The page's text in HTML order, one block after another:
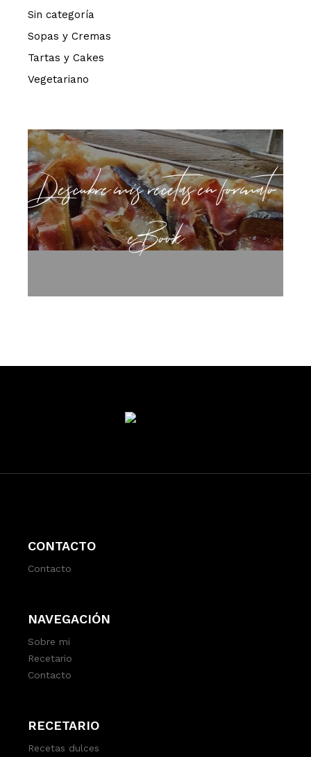
Sin categoría
Sopas y Cremas
Tartas y Cakes
Vegetariano
Descubre mis recetas en formato
eBook
CONTACTO
Contacto
NAVEGACIÓN
Sobre mi
Recetario
Contacto
RECETARIO
Recetas dulces